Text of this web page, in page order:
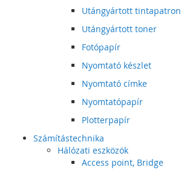
Utángyártott tintapatron
Utángyártott toner
Fotópapír
Nyomtató készlet
Nyomtató címke
Nyomtatópapír
Plotterpapír
Számítástechnika
Hálózati eszközök
Access point, Bridge